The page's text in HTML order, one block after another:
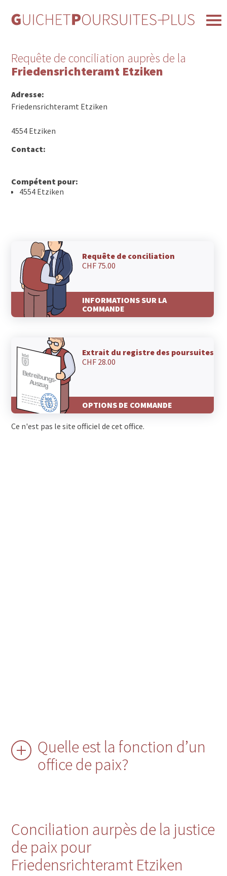
Requête de conciliation auprès de la
Friedensrichteramt Etziken
Adresse:
Friedensrichteramt Etziken
4554 Etziken
Contact:
Compétent pour:
4554 Etziken
Requête de conciliation
CHF 75.00
INFORMATIONS SUR LA
COMMANDE
Extrait du registre des poursuites
CHF 28.00
OPTIONS DE COMMANDE
Ce n'est pas le site officiel de cet office.
Quelle est la fonction d’un
office de paix?
Conciliation aurpès de la justice
de paix pour
Friedensrichteramt Etziken